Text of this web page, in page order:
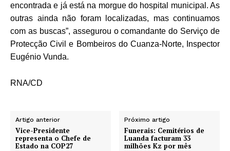
encontrada e já está na morgue do hospital municipal. As
outras ainda não foram localizadas, mas continuamos
com as buscas”, assegurou o comandante do Serviço de
Protecção Civil e Bombeiros do Cuanza-Norte, Inspector
Eugénio Vunda.
RNA/CD
Artigo anterior
Vice-Presidente
representa o Chefe de
Estado na COP27
Próximo artigo
Funerais: Cemitérios de
Luanda facturam 33
milhões Kz por mês